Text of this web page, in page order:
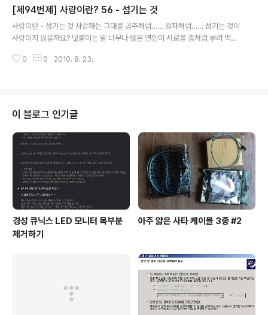
[제94번제] 사랑이란? 56 - 섬기는 것
사랑이란 - 섬기는 것 사랑하는 그대를 공주처럼…… 왕자처럼…… 섬기는 것이
사랑이지 않을까요? 덧붙이는 말 너무나 많은 연인이 서로를 종처럼 부려 먹지
0 0 2010. 8. 23.
이 블로그 인기글
경성 큐닉스 LED 모니터 목부분
제거하기
아주 얇은 사타 케이블 3종 #2